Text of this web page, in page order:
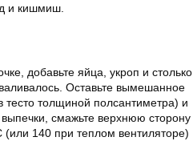
и кишмиш.
добавьте яйца, укроп и столько
Оставьте вымешанное
тесто толщиной полсантиметра) и
смажьте верхнюю сторону
(или 140 при теплом вентиляторе)